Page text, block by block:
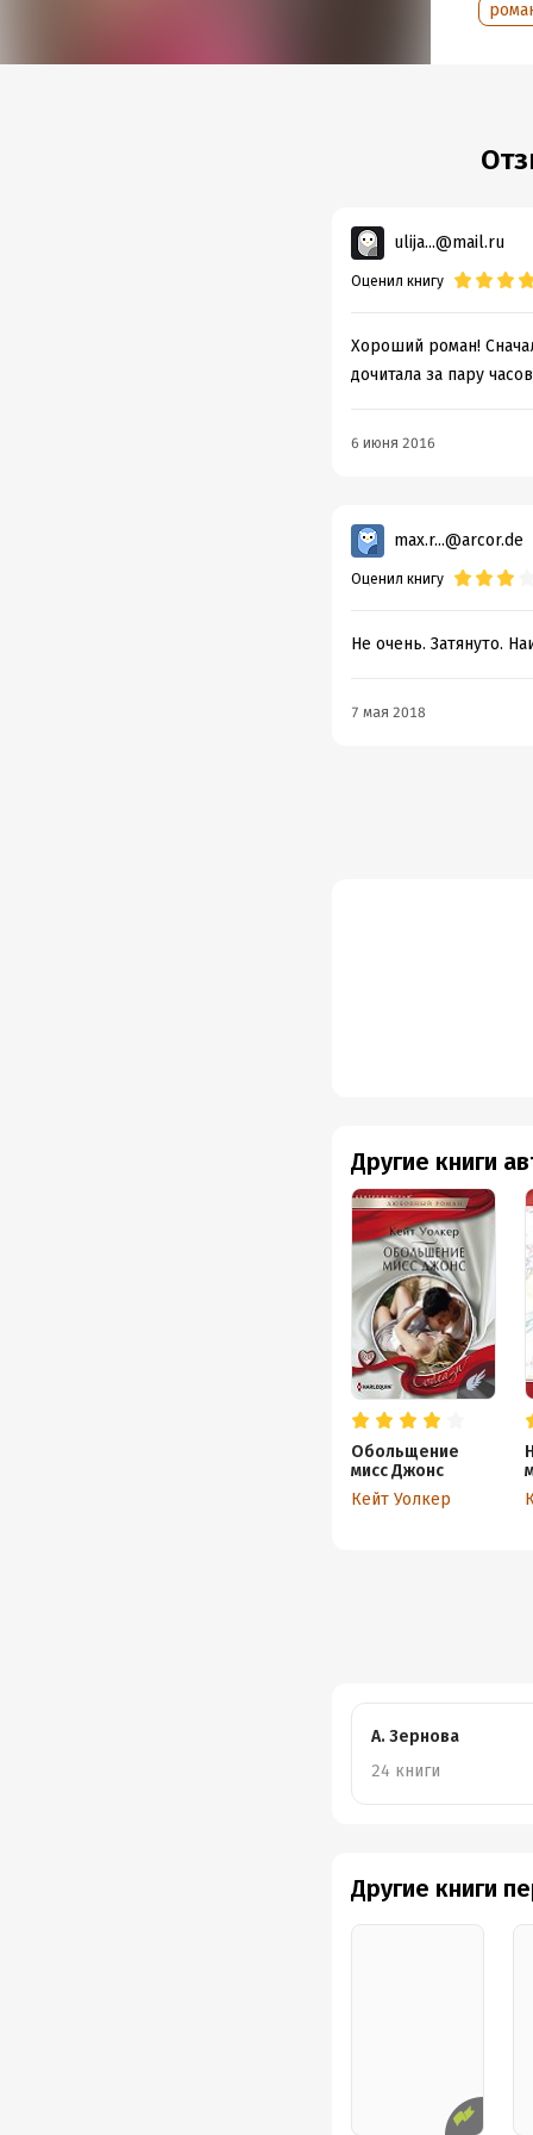
ulija...@mail.ru
Оценил книгу
Хороший роман!
дочитала за пару
6 июня 2016
max.r...@arcor.de
Оценил книгу
Не очень. Затянуто.
7 мая 2018
Другие книги
Обольщение
мисс Джонс
Кейт Уолкер
А. Зернова
24 книги
Другие книги